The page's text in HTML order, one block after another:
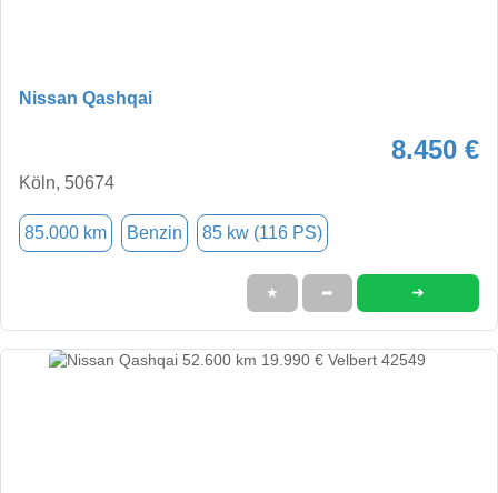
Nissan Qashqai
8.450 €
Köln, 50674
85.000 km Benzin 85 kw (116 PS)
★ ➦ ➜